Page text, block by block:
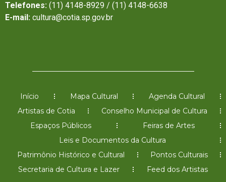
Telefones: (11) 4148-8929 / (11) 4148-6638
E-mail: cultura@cotia.sp.gov.br
Início Mapa Cultural
Agenda Cultural
Artistas de Cotia
Conselho Municipal de Cultura
Espaços Públicos
Feiras de Artes
Leis e Documentos da Cultura
Patrimônio Histórico e Cultural
Pontos Culturais
Secretaria de Cultura e Lazer
Feed dos Artistas